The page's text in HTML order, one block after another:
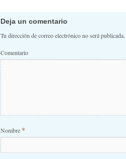
Deja un comentario
Tu dirección de correo electrónico no será publicada.
Comentario
Nombre *